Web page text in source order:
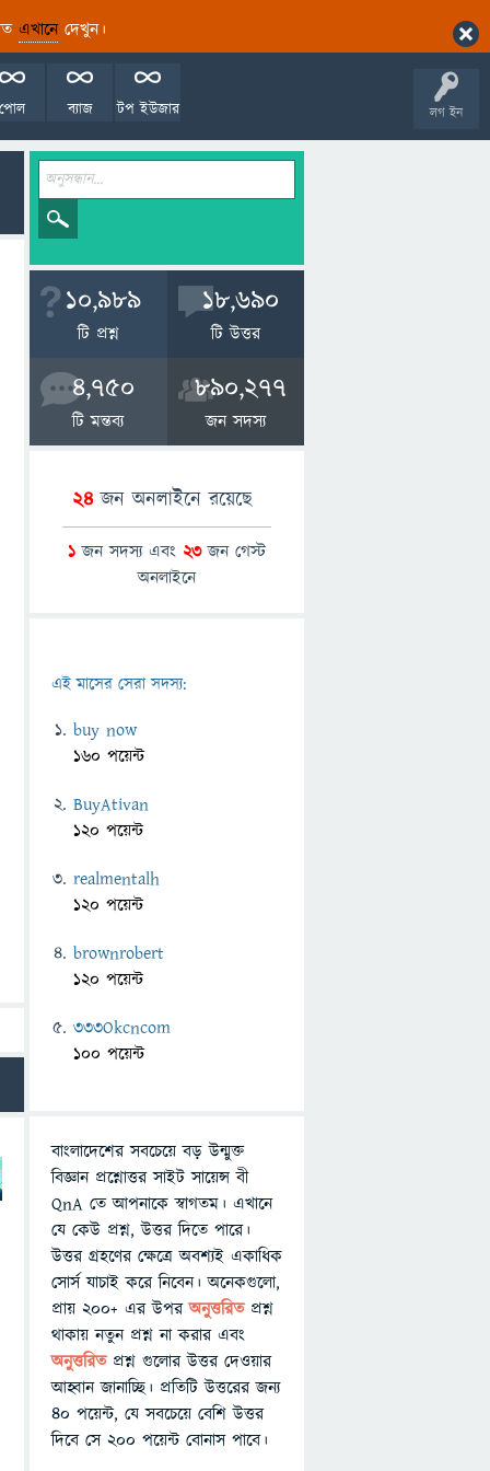
এখানেদেখুন।
লগ ইন
টপ ইউজার
ব্যাজ
পোল
10,989
টি প্রশ্ন
18,690
টি উত্তর
4,750
টি মন্তব্য
890,277
জন সদস্য
24জন অনলাইনে রয়েছে
1 জন সদস্য এবং 23জন গেস্ট
অনলাইনে
এই মাসের সেরা সদস্য:
buy now
160 পয়েন্ট
BuyAtivan
120 পয়েন্ট
realmentalh
120 পয়েন্ট
brownrobert
120 পয়েন্ট
333Okcncom
100 পয়েন্ট
বাংলাদেশের সবচেয়ে বড় উন্মুক্ত
বিজ্ঞান প্রশ্নোত্তর সাইট সায়েন্স বী
QnA তে আপনাকে স্বাগতম। এখানে
যে কেউ প্রশ্ন, উত্তর দিতে পারে।
উত্তর গ্রহণের ক্ষেত্রে অবশ্যই একাধিক
সোর্স যাচাই করে নিবেন। অনেকগুলো,
প্রায় ২০০+ এর উপরঅনুত্তরিতপ্রশ্ন
থাকায় নতুন প্রশ্ন না করার এবং
অনুত্তরিত প্রশ্ন গুলোর উত্তর দেওয়ার
আহ্বান জানাচ্ছি। প্রতিটি উত্তরের জন্য
৪০ পয়েন্ট, যে সবচেয়ে বেশি উত্তর
দিবে সে ২০০ পয়েন্ট বোনাস পাবে।